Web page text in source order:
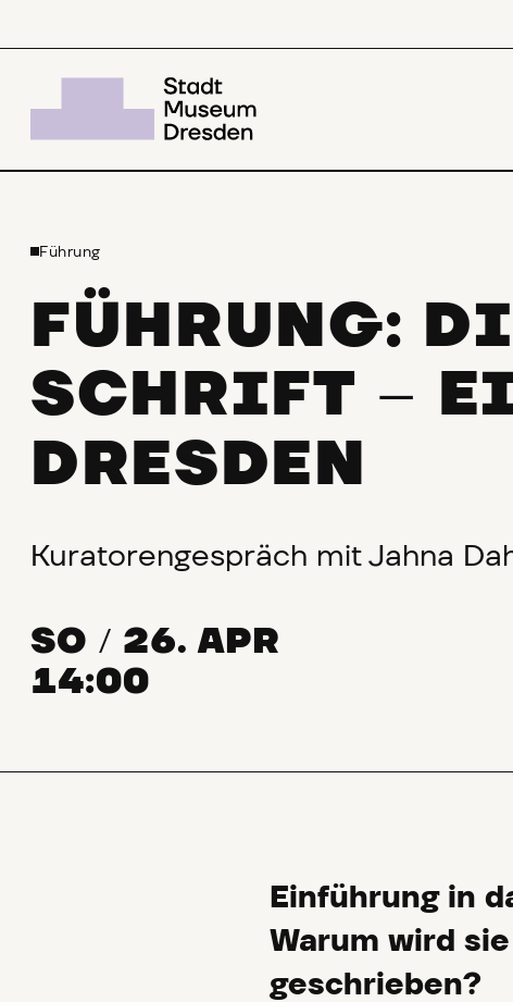
Führung
FÜHRUNG:
SCHRIFT –
DRESDEN
Kuratorengespräch mit Jahna
SO / 26. APR
14:00
Einführung in
Warum wird
geschrieben?